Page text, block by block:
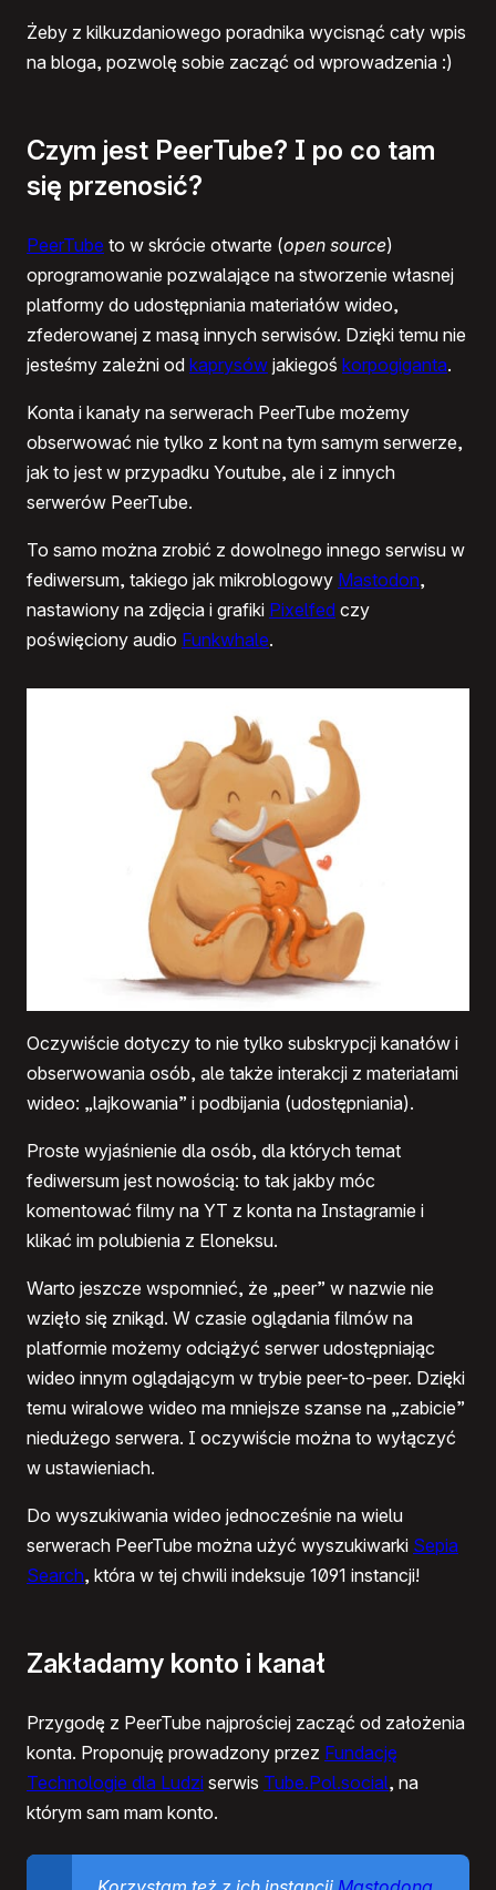
Żeby z kilkuzdaniowego poradnika wycisnąć cały wpis
na bloga, pozwolę sobie zacząć od wprowadzenia :)
Czym jest PeerTube? I po co tam
się przenosić?
PeerTube to w skrócie otwarte (open source)
oprogramowanie pozwalające na stworzenie własnej
platformy do udostępniania materiałów wideo,
zfederowanej z masą innych serwisów. Dzięki temu nie
jesteśmy zależni od kaprysów jakiegoś korpogiganta.
Konta i kanały na serwerach PeerTube możemy
obserwować nie tylko z kont na tym samym serwerze,
jak to jest w przypadku Youtube, ale i z innych
serwerów PeerTube.
To samo można zrobić z dowolnego innego serwisu w
fediwersum, takiego jak mikroblogowy Mastodon,
nastawiony na zdjęcia i grafiki Pixelfed czy
poświęciony audio Funkwhale.
Oczywiście dotyczy to nie tylko subskrypcji kanałów i
obserwowania osób, ale także interakcji z materiałami
wideo: „lajkowania” i podbijania (udostępniania).
Proste wyjaśnienie dla osób, dla których temat
fediwersum jest nowością: to tak jakby móc
komentować filmy na YT z konta na Instagramie i
klikać im polubienia z Eloneksu.
Warto jeszcze wspomnieć, że „peer” w nazwie nie
wzięło się znikąd. W czasie oglądania filmów na
platformie możemy odciążyć serwer udostępniając
wideo innym oglądającym w trybie peer-to-peer. Dzięki
temu wiralowe wideo ma mniejsze szanse na „zabicie”
niedużego serwera. I oczywiście można to wyłączyć
w ustawieniach.
Do wyszukiwania wideo jednocześnie na wielu
serwerach PeerTube można użyć wyszukiwarki Sepia
Search, która w tej chwili indeksuje 1091 instancji!
Zakładamy konto i kanał
Przygodę z PeerTube najprościej zacząć od założenia
konta. Proponuję prowadzony przez Fundację
Technologie dla Ludzi serwis Tube.Pol.social, na
którym sam mam konto.